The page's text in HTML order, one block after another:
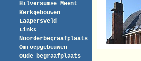
Hilversumse Meent
Kerkgebouwen
Laapersveld
Links
Noorderbegraafplaats
Omroepgebouwen
Oude begraafplaats